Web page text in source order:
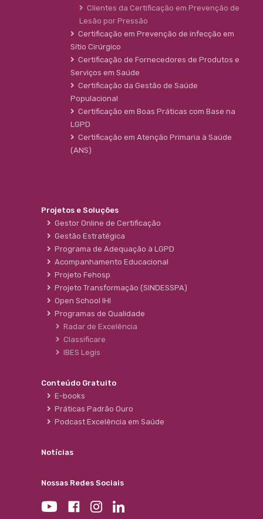
Clientes da Certificação em Prevenção de
Lesão por Pressão
Certificação em Prevenção de infecção em
Sítio Cirúrgico
Certificação de Fornecedores de Produtos e
Serviços em Saúde
Certificação da Gestão de Saúde
Populacional
Certificação em Boas Práticas com Base na
LGPD
Certificação em Atenção Primaria à Saúde
(ANS)
Projetos e Soluções
Gestor Online de Certificação
Gestão Estratégica
Programa de Adequação à LGPD
Acompanhamento Educacional
Projeto Fehosp
Projeto Transformação (SINDESSPA)
Open School IHI
Programas de Qualidade
Radar de Excelência
Classificare
IBES Legis
Conteúdo Gratuito
E-books
Práticas Padrão Ouro
Podcast Excelência em Saúde
Notícias
Nossas Redes Sociais